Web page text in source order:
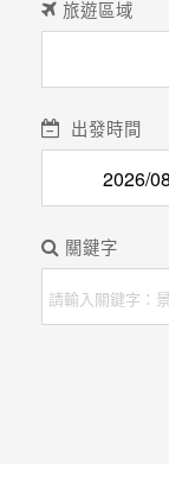
旅遊區域
出發時間
關鍵字